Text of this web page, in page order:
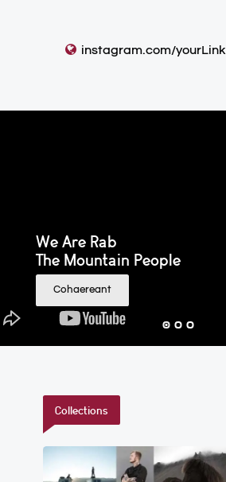
instagram.com/yourLink
We Are Rab
The Mountain People
Cohaereant
Collections